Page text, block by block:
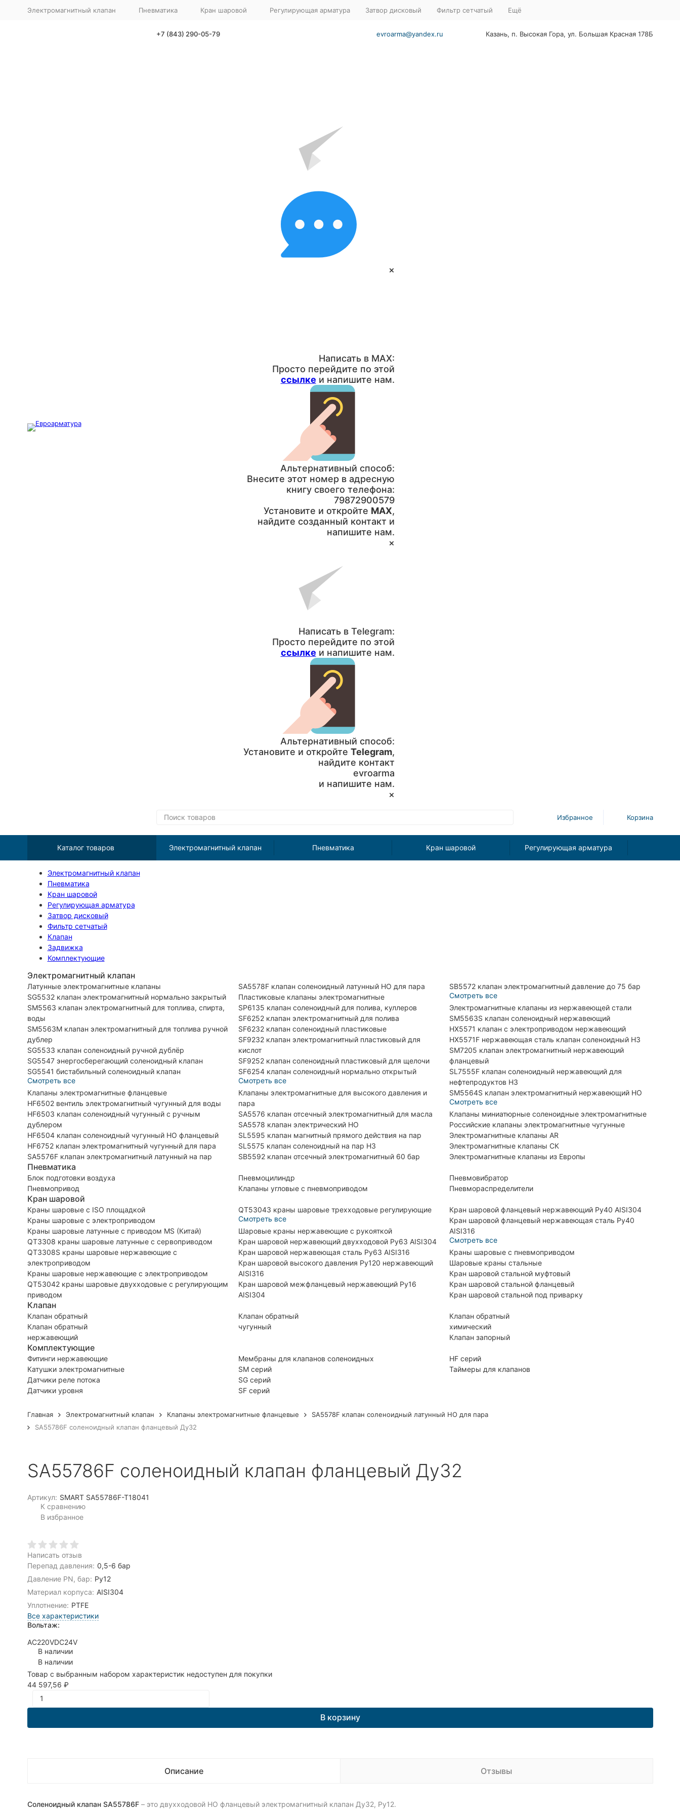
Электромагнитный клапан Пневматика Кран шаровой Регулирующая арматура Затвор дисковый Фильтр сетчатый Ещё
+7 (843) 290-05-79
×
Написать в MAX:
Просто перейдите по этой
ссылке и напишите нам.
Альтернативный способ:
Внесите этот номер в адресную
книгу своего телефона:
79872900579
Установите и откройте MAX,
найдите созданный контакт и
напишите нам.
×
Написать в Telegram:
Просто перейдите по этой
ссылке и напишите нам.
Альтернативный способ:
Установите и откройте Telegram,
найдите контакт
evroarma
и напишите нам.
×
evroarma@yandex.ru Казань, п. Высокая Гора, ул. Большая Красная 178Б
Избранное Корзина
Каталог товаров Электромагнитный клапан Пневматика Кран шаровой Регулирующая арматура
Электромагнитный клапан
Пневматика
Кран шаровой
Регулирующая арматура
Затвор дисковый
Фильтр сетчатый
Клапан
Задвижка
Комплектующие
Электромагнитный клапан
Латунные электромагнитные клапаны
SG5532 клапан электромагнитный нормально закрытый
SM5563 клапан электромагнитный для топлива, спирта,
воды
SM5563M клапан электромагнитный для топлива ручной
дублер
SG5533 клапан соленоидный ручной дублёр
SG5547 энергосберегающий соленоидный клапан
SG5541 бистабильный соленоидный клапан
Смотреть все
Клапаны электромагнитные фланцевые
HF6502 вентиль электромагнитный чугунный для воды
HF6503 клапан соленоидный чугунный с ручным
дублером
HF6504 клапан соленоидный чугунный НО фланцевый
HF6752 клапан электромагнитный чугунный для пара
SA5576F клапан электромагнитный латунный на пар
SA5578F клапан соленоидный латунный НО для пара
Пластиковые клапаны электромагнитные
SP6135 клапан соленоидный для полива, куллеров
SF6252 клапан электромагнитный для полива
SF6232 клапан соленоидный пластиковые
SF9232 клапан электромагнитный пластиковый для
кислот
SF9252 клапан соленоидный пластиковый для щелочи
SF6254 клапан соленоидный нормально открытый
Смотреть все
Клапаны электромагнитные для высокого давления и
пара
SA5576 клапан отсечный электромагнитный для масла
SA5578 клапан электрический НО
SL5595 клапан магнитный прямого действия на пар
SL5575 клапан соленоидный на пар НЗ
SB5592 клапан отсечный электромагнитный 60 бар
SB5572 клапан электромагнитный давление до 75 бар
Смотреть все
Электромагнитные клапаны из нержавеющей стали
SM5563S клапан соленоидный нержавеющий
HX5571 клапан с электроприводом нержавеющий
HX5571F нержавеющая сталь клапан соленоидный НЗ
SM7205 клапан электромагнитный нержавеющий
фланцевый
SL7555F клапан соленоидный нержавеющий для
нефтепродуктов НЗ
SM5564S клапан электромагнитный нержавеющий НО
Смотреть все
Клапаны миниатюрные соленоидные электромагнитные
Российские клапаны электромагнитные чугунные
Электромагнитные клапаны AR
Электромагнитные клапаны СК
Электромагнитные клапаны из Европы
Пневматика
Блок подготовки воздуха
Пневмопривод
Пневмоцилиндр
Клапаны угловые с пневмоприводом
Пневмовибратор
Пневмораспределители
Кран шаровой
Краны шаровые с ISO площадкой
Краны шаровые с электроприводом
Краны шаровые латунные с приводом MS (Китай)
QT3308 краны шаровые латунные с сервоприводом
QT3308S краны шаровые нержавеющие с
электроприводом
Краны шаровые нержавеющие с электроприводом
QT53042 краны шаровые двухходовые с регулирующим
приводом
QT53043 краны шаровые трехходовые регулирующие
Смотреть все
Шаровые краны нержавеющие с рукояткой
Кран шаровой нержавеющий двухходовой Ру63 AISI304
Кран шаровой нержавеющая сталь Ру63 AISI316
Кран шаровой высокого давления Ру120 нержавеющий
AISI316
Кран шаровой межфланцевый нержавеющий Ру16
AISI304
Кран шаровой фланцевый нержавеющий Ру40 AISI304
Кран шаровой фланцевый нержавеющая сталь Ру40
AISI316
Смотреть все
Краны шаровые с пневмоприводом
Шаровые краны стальные
Кран шаровой стальной муфтовый
Кран шаровой стальной фланцевый
Кран шаровой стальной под приварку
Клапан
Клапан обратный
Клапан обратный
нержавеющий
Клапан обратный
чугунный
Клапан обратный
химический
Клапан запорный
Комплектующие
Фитинги нержавеющие
Катушки электромагнитные
Датчики реле потока
Датчики уровня
Мембраны для клапанов соленоидных
SM серий
SG серий
SF серий
HF серий
Таймеры для клапанов
Главная Электромагнитный клапан Клапаны электромагнитные фланцевые
SA5578F клапан соленоидный латунный НО для пара
SA55786F соленоидный клапан фланцевый Ду32
SA55786F соленоидный клапан фланцевый Ду32
Артикул: SMART SA55786F-T18041
К сравнению
В избранное
Написать отзыв
Перепад давления: 0,5-6 бар
Давление PN, бар: Ру12
Материал корпуса: AISI304
Уплотнение: PTFE
Все характеристики
Вольтаж:
AC220VDC24V
В наличии
В наличии
Товар с выбранным набором характеристик недоступен для покупки
44 597,56 ₽
В корзину
Описание Отзывы
Соленоидный клапан SA55786F– это двухходовой НО фланцевый электромагнитный клапан Ду32, Ру12.